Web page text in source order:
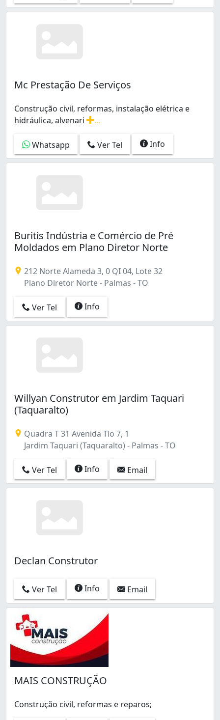
Mc Prestação De Serviços
Construção civil, reformas, instalação elétrica e
hidráulica, alvenari
Whatsapp
Ver Tel Info
Buritis Indústria e Comércio de Pré
Moldados em Plano Diretor Norte
212 Norte Alameda 3, 0 QI 04, Lote 32
Plano Diretor Norte - Palmas - TO
Ver Tel Info
Willyan Construtor em Jardim Taquari
(Taquaralto)
Quadra T 31 Avenida Tlo 7, 1
Jardim Taquari (Taquaralto) - Palmas - TO
Ver Tel Info Email
Declan Construtor
Ver Tel Info Email
MAIS CONSTRUÇÃO
Construção civil, reformas e reparos;